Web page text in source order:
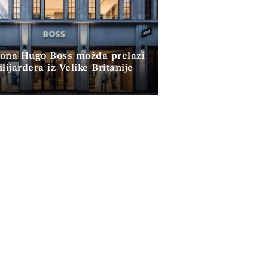
Hugo Boss možda prelazi
iz Velike Britanije